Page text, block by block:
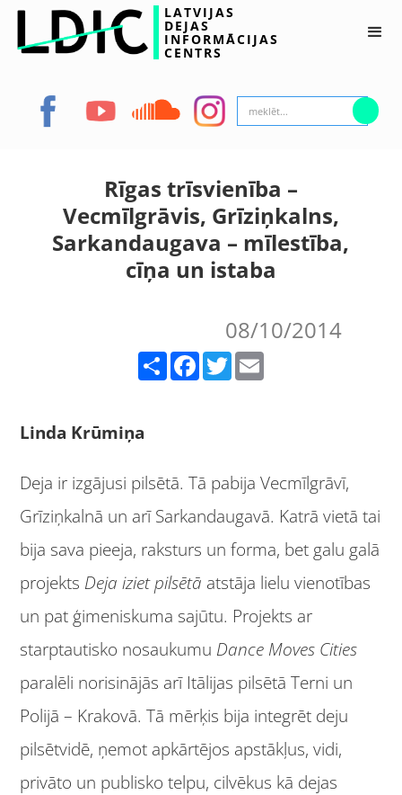
LATVIJAS
DEJAS
INFORMĀCIJAS
CENTRS
Rīgas trīsvienība –
Vecmīlgrāvis, Grīziņkalns,
Sarkandaugava – mīlestība,
cīņa un istaba
08/10/2014
Facebook Twitter
Linda Krūmiņa
Deja ir izgājusi pilsētā. Tā pabija Vecmīlgrāvī,
Grīziņkalnā un arī Sarkandaugavā. Katrā vietā tai
bija sava pieeja, raksturs un forma, bet galu galā
projekts Deja iziet pilsētā atstāja lielu vienotības
un pat ģimeniskuma sajūtu. Projekts ar
starptautisko nosaukumu Dance Moves Cities
paralēli norisinājās arī Itālijas pilsētā Terni un
Polijā – Krakovā. Tā mērķis bija integrēt deju
pilsētvidē, ņemot apkārtējos apstākļus, vidi,
privāto un publisko telpu, cilvēkus kā dejas